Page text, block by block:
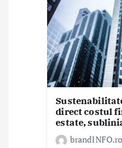
direct costul
estate,
brandINFO.ro